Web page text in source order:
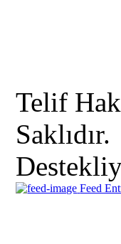
Telif
Saklıdır.
Feed